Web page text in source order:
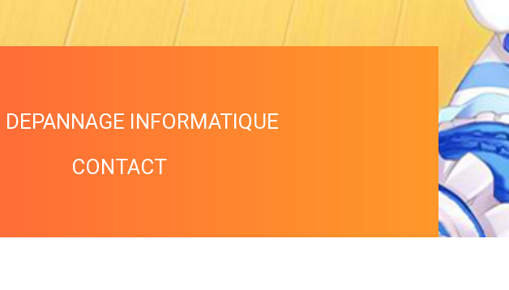
DEPANNAGE INFORMATIQUE
CONTACT